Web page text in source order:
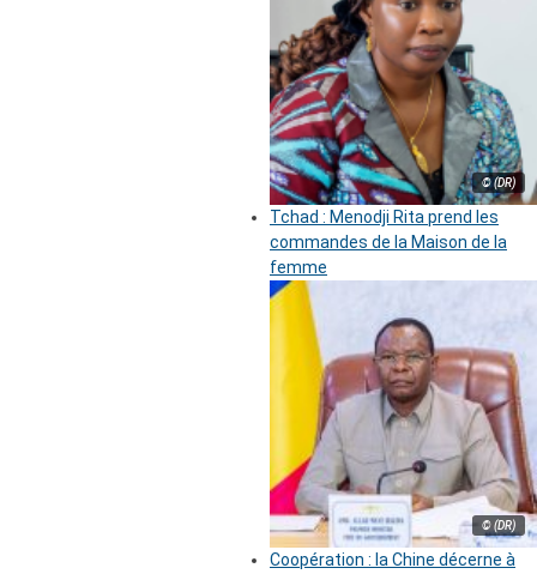
© (DR)
Tchad : Menodji Rita prend les
commandes de la Maison de la
femme
© (DR)
Coopération : la Chine décerne à